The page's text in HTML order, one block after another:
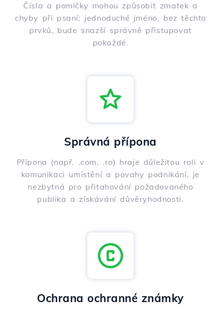
Čísla a pomlčky mohou způsobit zmatek a
chyby při psaní; jednoduché jméno, bez těchto
prvků, bude snazší správně přistupovat
pokaždé.
Správná přípona
Přípona (např. .com, .ro) hraje důležitou roli v
komunikaci umístění a povahy podnikání, je
nezbytná pro přitahování požadovaného
publika a získávání důvěryhodnosti.
Ochrana ochranné známky